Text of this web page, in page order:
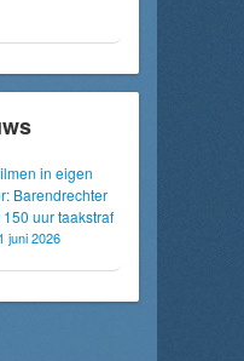
in eigen
Barendrechter
150 uur taakstraf
juni 2026